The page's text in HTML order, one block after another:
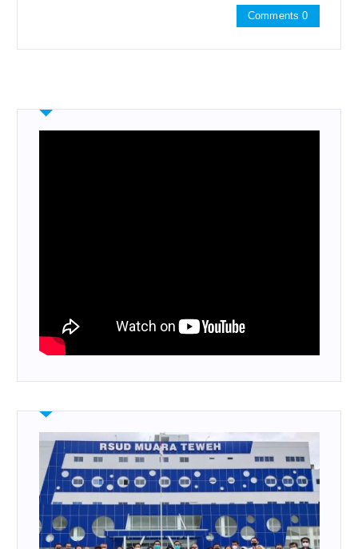
Comments 0